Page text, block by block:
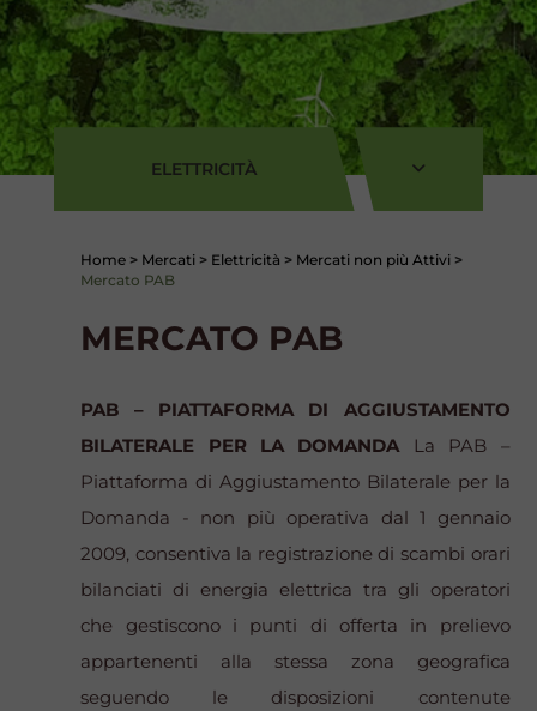
ELETTRICITÀ
Home > Mercati > Elettricità > Mercati non più Attivi >
Mercato PAB
MERCATO PAB
PAB – PIATTAFORMA DI AGGIUSTAMENTO
BILATERALE PER LA DOMANDA
La PAB –
Piattaforma di Aggiustamento Bilaterale per la
Domanda - non più operativa dal 1 gennaio
2009, consentiva la registrazione di scambi orari
bilanciati di energia elettrica tra gli operatori
che gestiscono i punti di offerta in prelievo
appartenenti alla stessa zona geografica
seguendo le disposizioni contenute